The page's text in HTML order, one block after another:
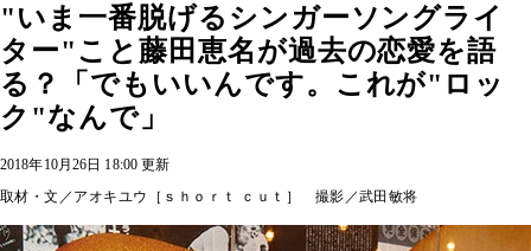
"いま一番脱げるシンガーソングライ
ター"こと藤田恵名が過去の恋愛を語
る？「でもいいんです。これが"ロッ
ク"なんで」
2018年10月26日 18:00 更新
取材・文／アオキユウ［ｓｈｏｒｔ ｃｕｔ］ 撮影／武田敏将